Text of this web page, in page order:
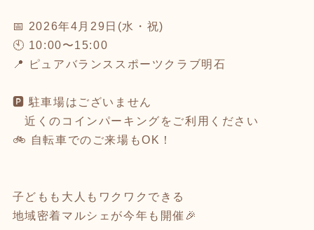
📅 2026年4月29日(水・祝)
🕙 10:00〜15:00
📍 ピュアバランススポーツクラブ明石
🅿️ 駐車場はございません
近くのコインパーキングをご利用ください
🚲 自転車でのご来場もOK！
子どもも大人もワクワクできる
地域密着マルシェが今年も開催🎉